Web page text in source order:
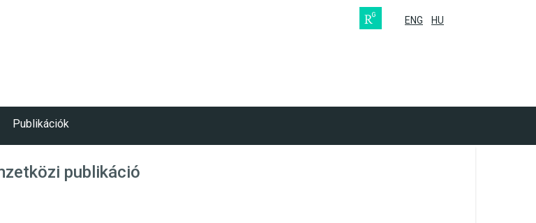
ENG HU
Publikációk
publikáció